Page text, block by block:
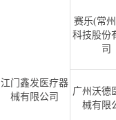
江门鑫发医疗器
械有限公司
赛乐(常
科技股份
司
广州沃德
械有限